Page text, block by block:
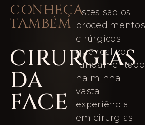
CONHEÇA
TAMBÉM
DA
FACE
Estes são os
procedimentos
cirúrgicos
que realizo,
na minha
vasta
experiência
em cirurgias